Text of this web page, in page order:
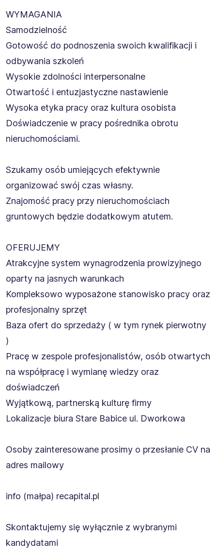
WYMAGANIA
Samodzielność
Gotowość do podnoszenia swoich kwalifikacji i
odbywania szkoleń
Wysokie zdolności interpersonalne
Otwartość i entuzjastyczne nastawienie
Wysoka etyka pracy oraz kultura osobista
Doświadczenie w pracy pośrednika obrotu
nieruchomościami.
Szukamy osób umiejących efektywnie
organizować swój czas własny.
Znajomość pracy przy nieruchomościach
gruntowych będzie dodatkowym atutem.
OFERUJEMY
Atrakcyjne system wynagrodzenia prowizyjnego
oparty na jasnych warunkach
Kompleksowo wyposażone stanowisko pracy oraz
profesjonalny sprzęt
Baza ofert do sprzedaży ( w tym rynek pierwotny
)
Pracę w zespole profesjonalistów, osób otwartych
na współpracę i wymianę wiedzy oraz
doświadczeń
Wyjątkową, partnerską kulturę firmy
Lokalizacje biura Stare Babice ul. Dworkowa
Osoby zainteresowane prosimy o przesłanie CV na
adres mailowy
info (małpa) recapital.pl
Skontaktujemy się wyłącznie z wybranymi
kandydatami